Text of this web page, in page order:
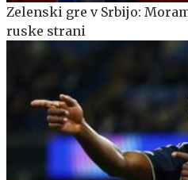
Zelenski gre v Srbijo:
ruske strani